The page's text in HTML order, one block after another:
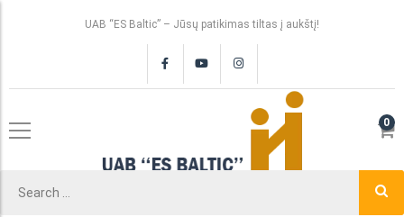
UAB “ES Baltic” – Jūsų patikimas tiltas į aukštį!
0